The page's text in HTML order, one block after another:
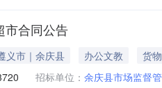
市合同公告
义市｜余庆县 办公文教
货物
招标单位： 余庆县市场监督